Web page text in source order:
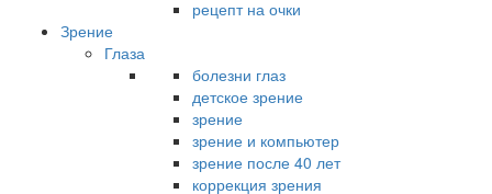
рецепт на очки
Зрение
Глаза
болезни глаз
детское зрение
зрение
зрение и компьютер
зрение после 40 лет
коррекция зрения